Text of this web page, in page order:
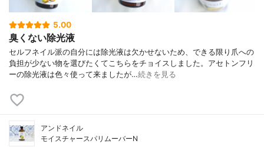
5.00
臭くない除光液
セルフネイル派の自分には除光液は欠かせないため、できる限り爪への
負担が少ない物を選びたくてこちらをチョイスしました。アセトンフリ
ーの除光液は色々使って来ましたが…続きを見る
アンドネイル
モイスチャースパリムーバーN